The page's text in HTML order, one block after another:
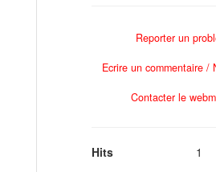
Reporter un
Ecrire un commentaire /
Contacter le
Hits
1